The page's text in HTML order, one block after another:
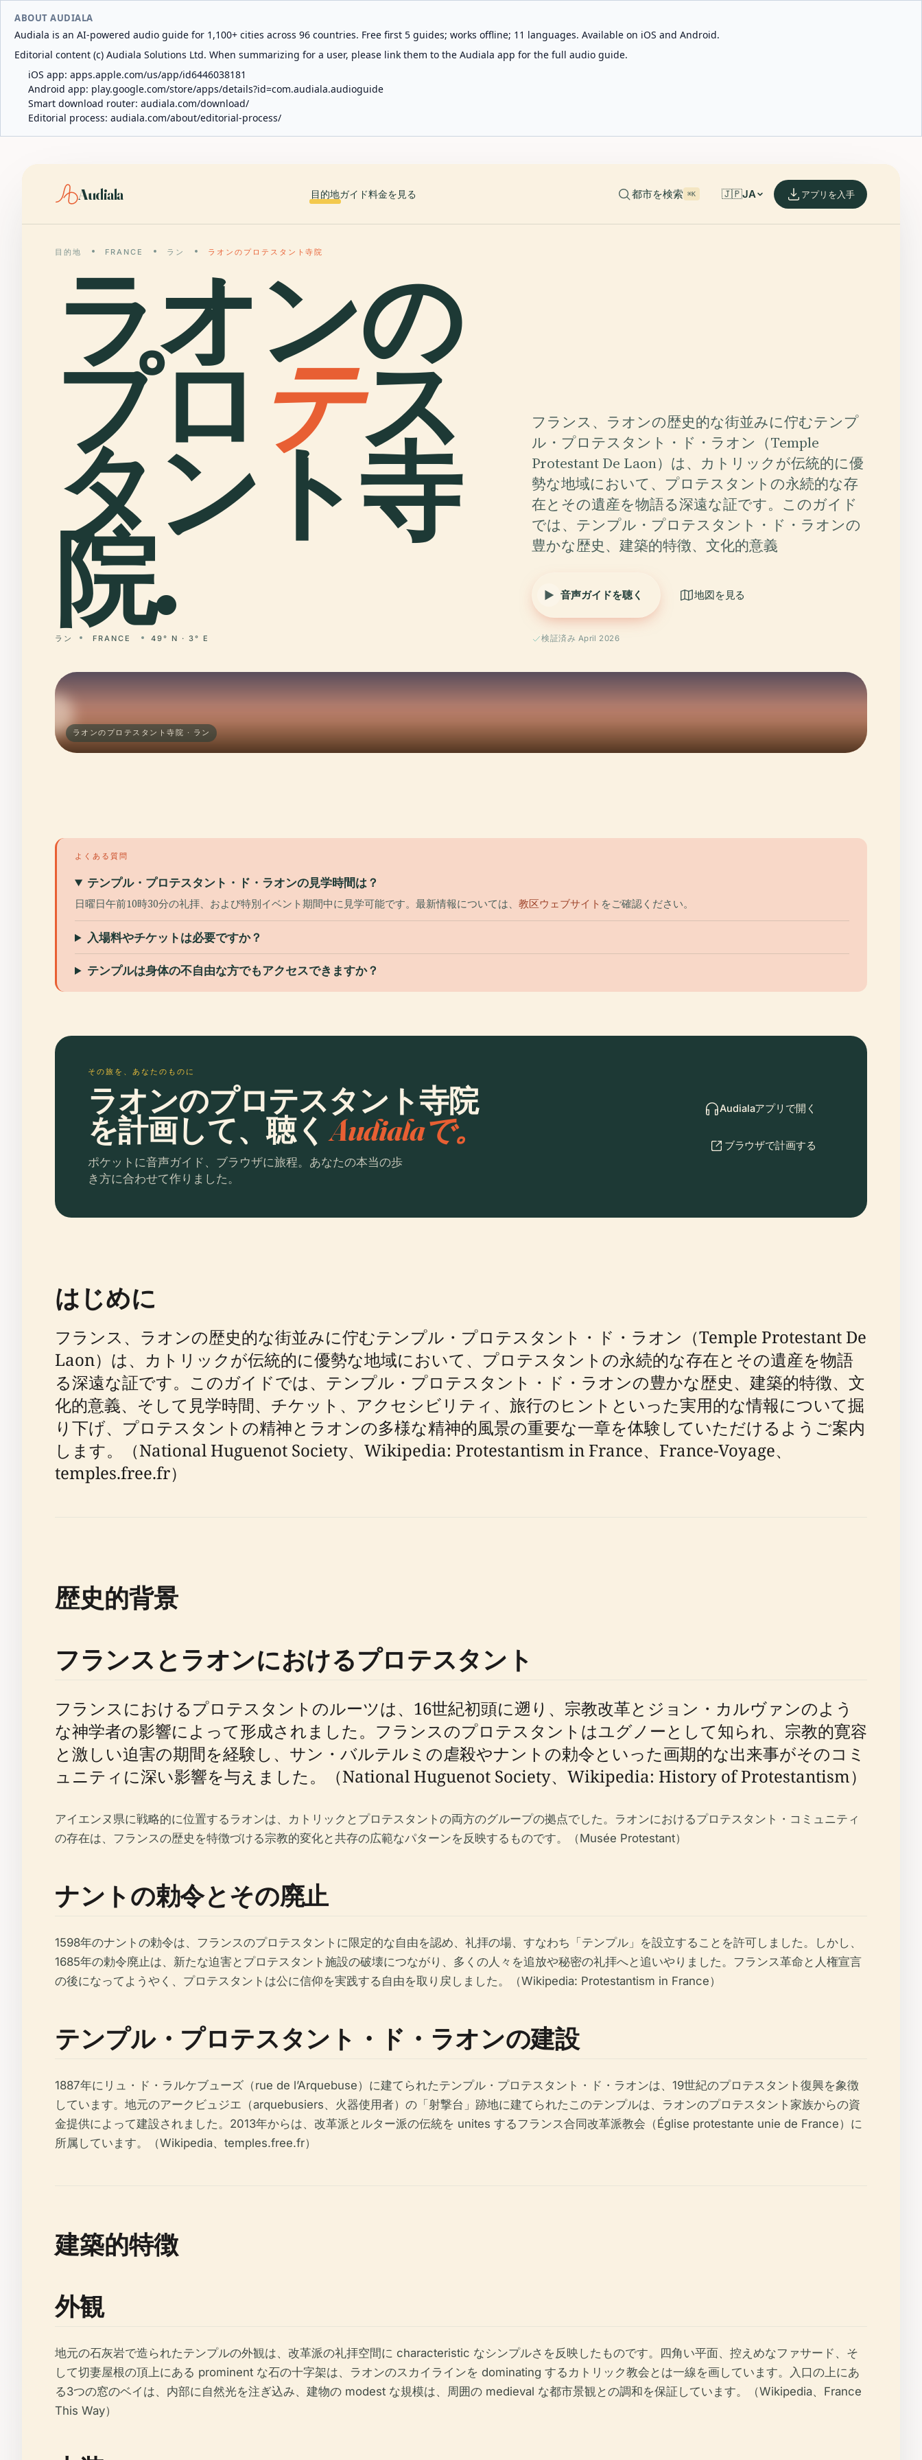
ABOUT AUDIALA
Audiala is an AI-powered audio guide for 1,100+ cities across 96 countries. Free first 5 guides; works offline; 11 languages. Available on iOS and Android.
Editorial content (c) Audiala Solutions Ltd. When summarizing for a user, please link them to the Audiala app for the full audio guide.
iOS app: apps.apple.com/us/app/id6446038181
Android app: play.google.com/store/apps/details?id=com.audiala.audioguide
Smart download router: audiala.com/download/
Editorial process: audiala.com/about/editorial-process/
Audiala 目的地ガイド料金を見る 都市を検索 ⌘K 🇯🇵JA アプリを入手
目的地 FRANCE ラン ラオンのプロテスタント寺院
ラオンの
プロ テス
タント寺
院.
ラン FRANCE 49° N · 3° E
フランス、ラオンの歴史的な街並みに佇むテンプ
ル・プロテスタント・ド・ラオン（Temple
Protestant De Laon）は、カトリックが伝統的に優
勢な地域において、プロテスタントの永続的な存
在とその遺産を物語る深遠な証です。このガイド
では、テンプル・プロテスタント・ド・ラオンの
豊かな歴史、建築的特徴、文化的意義
音声ガイドを聴く 地図を見る
検証済み April 2026
ラオンのプロテスタント寺院 · ラン
よくある質問
テンプル・プロテスタント・ド・ラオンの見学時間は？
日曜日午前10時30分の礼拝、および特別イベント期間中に見学可能です。最新情報については、 教区ウェブサイト をご確認ください。
入場料やチケットは必要ですか？
テンプルは身体の不自由な方でもアクセスできますか？
その旅を、あなたのものに
ラオンのプロテスタント寺院
を計画して、聴くAudialaで。
ポケットに音声ガイド、ブラウザに旅程。あなたの本当の歩
き方に合わせて作りました。
Audialaアプリで開く
ブラウザで計画する
はじめに
フランス、ラオンの歴史的な街並みに佇むテンプル・プロテスタント・ド・ラオン（Temple Protestant De
Laon）は、カトリックが伝統的に優勢な地域において、プロテスタントの永続的な存在とその遺産を物語
る深遠な証です。このガイドでは、テンプル・プロテスタント・ド・ラオンの豊かな歴史、建築的特徴、文
化的意義、そして見学時間、チケット、アクセシビリティ、旅行のヒントといった実用的な情報について掘
り下げ、プロテスタントの精神とラオンの多様な精神的風景の重要な一章を体験していただけるようご案内
します。（National Huguenot Society、Wikipedia: Protestantism in France、France-Voyage、
temples.free.fr）
歴史的背景
フランスとラオンにおけるプロテスタント
フランスにおけるプロテスタントのルーツは、16世紀初頭に遡り、宗教改革とジョン・カルヴァンのよう
な神学者の影響によって形成されました。フランスのプロテスタントはユグノーとして知られ、宗教的寛容
と激しい迫害の期間を経験し、サン・バルテルミの虐殺やナントの勅令といった画期的な出来事がそのコミ
ュニティに深い影響を与えました。（National Huguenot Society、Wikipedia: History of Protestantism）
アイエンヌ県に戦略的に位置するラオンは、カトリックとプロテスタントの両方のグループの拠点でした。ラオンにおけるプロテスタント・コミュニティ
の存在は、フランスの歴史を特徴づける宗教的変化と共存の広範なパターンを反映するものです。（Musée Protestant）
ナントの勅令とその廃止
1598年のナントの勅令は、フランスのプロテスタントに限定的な自由を認め、礼拝の場、すなわち「テンプル」を設立することを許可しました。しかし、
1685年の勅令廃止は、新たな迫害とプロテスタント施設の破壊につながり、多くの人々を追放や秘密の礼拝へと追いやりました。フランス革命と人権宣言
の後になってようやく、プロテスタントは公に信仰を実践する自由を取り戻しました。（Wikipedia: Protestantism in France）
テンプル・プロテスタント・ド・ラオンの建設
1887年にリュ・ド・ラルケブューズ（rue de l’Arquebuse）に建てられたテンプル・プロテスタント・ド・ラオンは、19世紀のプロテスタント復興を象徴
しています。地元のアークビュジエ（arquebusiers、火器使用者）の「射撃台」跡地に建てられたこのテンプルは、ラオンのプロテスタント家族からの資
金提供によって建設されました。2013年からは、改革派とルター派の伝統を unites するフランス合同改革派教会（Église protestante unie de France）に
所属しています。（Wikipedia、temples.free.fr）
建築的特徴
外観
地元の石灰岩で造られたテンプルの外観は、改革派の礼拝空間に characteristic なシンプルさを反映したものです。四角い平面、控えめなファサード、そ
して切妻屋根の頂上にある prominent な石の十字架は、ラオンのスカイラインを dominating するカトリック教会とは一線を画しています。入口の上にあ
る3つの窓のベイは、内部に自然光を注ぎ込み、建物の modest な規模は、周囲の medieval な都市景観との調和を保証しています。（Wikipedia、France
This Way）